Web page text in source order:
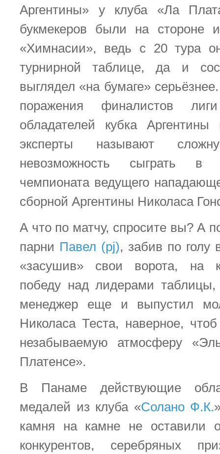
Аргентины» у клуба «Ла
букмекеров были на стороне
«Химнасии», ведь с 20 тура
турнирной таблице, да и
выглядел «на бумаге»
поражения финалистов
обладателей кубка Аргентины
эксперты называют
невозможность сыграть в
чемпионата ведущего
сборной Аргентины Николаса
А что по матчу, спросите вы? А
парни Павел (pj), забив по
«засушив» свои ворота, на
победу над лидерами
менеджер еще и выпустил
Николаса Теста, наверное,
незабываемую атмосферу
Платенсе».
В Панаме действующие
медалей из клуба «Солано Ф.К.
камня на камне не оставили
конкурентов, серебряных